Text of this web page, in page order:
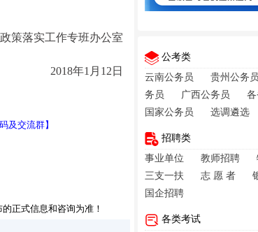
策落实工作专班办公室
2018年1月12日
及交流群】
正式信息和咨询为准！
公考类
云南公务员
贵州公务员
务员
广西公务员
国家公务员
选调遴选
招聘类
事业单位
教师招聘
三支一扶
志 愿 者
国企招聘
各类考试